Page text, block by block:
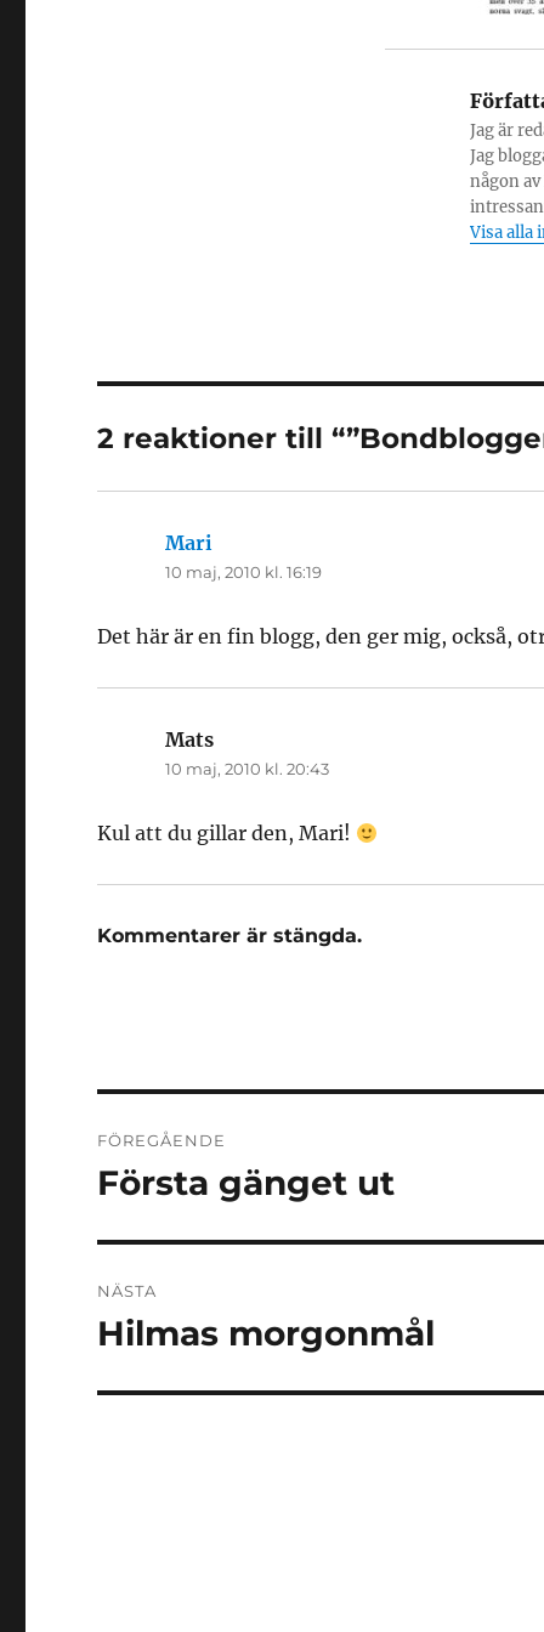
Jag är
Jag
någon
Visa alla
2 reaktioner till
Mari
10 maj, 2010 kl. 16:19
Det här är en fin blogg, den ger mig, också,
Mats
10 maj, 2010 kl. 20:43
Kul att du gillar den, Mari!
Kommentarer är stängda.
FÖREGÅENDE
Föregående
Första gänget ut
NÄSTA
Nästa
Hilmas morgonmål